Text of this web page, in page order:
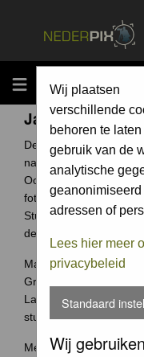
MENU
Wij plaatsen
verschillende
behoren te
gebruik van de
analytische
adressen of
Lees hier meer
privacybeleid
Standaard
Wij
Jaarcompetitie
De Groene Camera is
natuurfotograaf uit
Ook jouw foto archief
foto's waar je trots op
Stuur ze in en wie
de vele andere prijzen.
Maak je je meeste
Groene Camera
Laat je mooiste foto's
stuur je foto's in voor
Meer weten over deze